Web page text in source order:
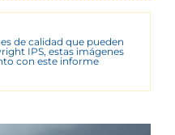
de calidad que pueden
IPS, estas imágenes
con este informe